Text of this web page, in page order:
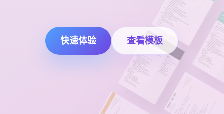
快速体验 查看模板